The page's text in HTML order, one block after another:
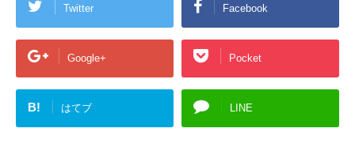
Twitter Facebook
Google+ Pocket
B! はてブ LINE